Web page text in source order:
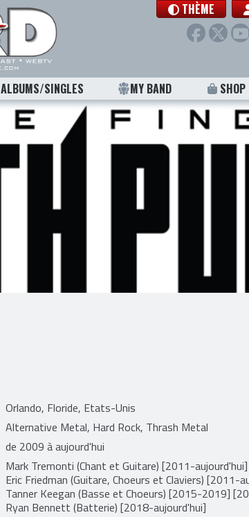
THÈME
ALBUMS/SINGLES MY BAND SHOP
Orlando, Floride, Etats-Unis
Alternative Metal, Hard Rock, Thrash Metal
de 2009 à aujourd'hui
Mark Tremonti (Chant et Guitare) [2011-aujourd'hui]
Eric Friedman (Guitare, Choeurs et Claviers) [2011-
Tanner Keegan (Basse et Choeurs) [2015-2019]
Ryan Bennett (Batterie) [2018-aujourd'hui]